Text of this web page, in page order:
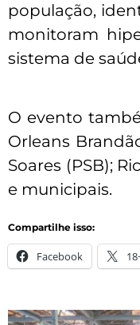
população,
monitoram
sistema de
O evento
Orleans
Soares (PSB);
e municipais.
Compartilhe isso:
Facebook